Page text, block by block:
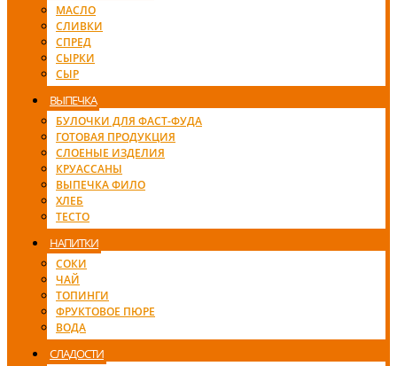
МАСЛО
СЛИВКИ
СПРЕД
СЫРКИ
СЫР
ВЫПЕЧКА
БУЛОЧКИ ДЛЯ ФАСТ-ФУДА
ГОТОВАЯ ПРОДУКЦИЯ
СЛОЕНЫЕ ИЗДЕЛИЯ
КРУАССАНЫ
ВЫПЕЧКА ФИЛО
ХЛЕБ
ТЕСТО
НАПИТКИ
СОКИ
ЧАЙ
ТОПИНГИ
ФРУКТОВОЕ ПЮРЕ
ВОДА
СЛАДОСТИ